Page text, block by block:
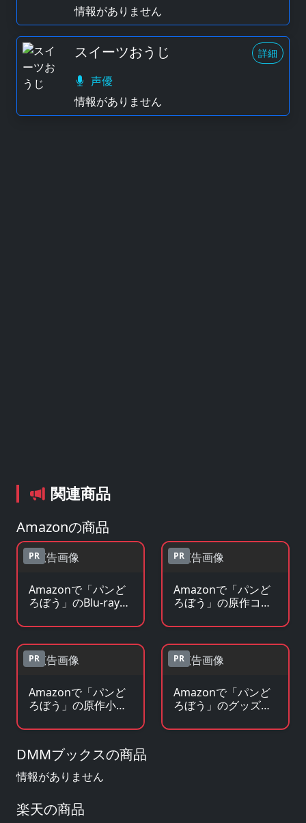
情報がありません
スイーツおうじ 詳細
声優
情報がありません
関連商品
Amazonの商品
PR
Amazonで「パンど
ろぼう」のBlu-ray・
PR
Amazonで「パンど
ろぼう」の原作コミ
PR
Amazonで「パンど
ろぼう」の原作小
PR
Amazonで「パンど
ろぼう」のグッズ・
DMMブックスの商品
情報がありません
楽天の商品